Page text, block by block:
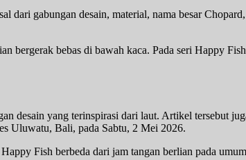
gabungan desain, material, nama besar
bebas di bawah kaca. Pada seri Happy
desain yang terinspirasi dari laut. Artikel tersebut
Uluwatu, Bali, pada Sabtu, 2 Mei 2026.
Fish berbeda dari jam tangan berlian pada